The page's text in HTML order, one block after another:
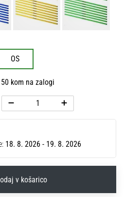
OS
kom na zalogi
18. 8. 2026 - 19. 8. 2026
v košarico